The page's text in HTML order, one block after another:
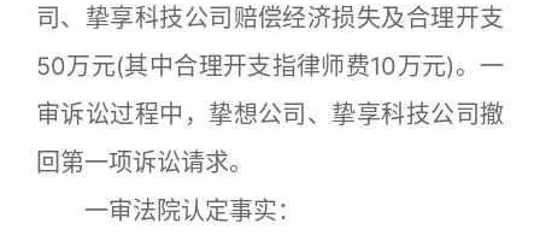
司、挚享科技公司赔偿经济损失及合理开支
50万元(其中合理开支指律师费10万元)。一
审诉讼过程中，挚想公司、挚享科技公司撤
回第一项诉讼请求。
一审法院认定事实：